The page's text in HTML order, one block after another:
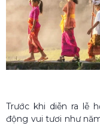
Trước khi diễn ra lễ
động vui tươi như